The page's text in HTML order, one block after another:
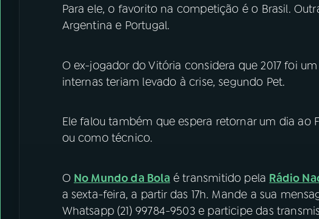
Para ele, o favorito na competição é o Brasil.
Argentina e Portugal.
O ex-jogador do Vitória considera que 2017 foi
internas teriam levado à crise, segundo Pet.
Ele falou também que espera retornar um dia ao
ou como técnico.
O No Mundo da Bola é transmitido pela Rádio
a sexta-feira, a partir das 17h. Mande a sua
Whatsapp (21) 99784-9503 e participe das